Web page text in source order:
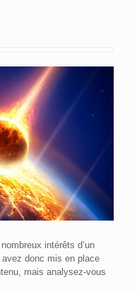
intérêts d’un
donc mis en place
mais analysez-vous